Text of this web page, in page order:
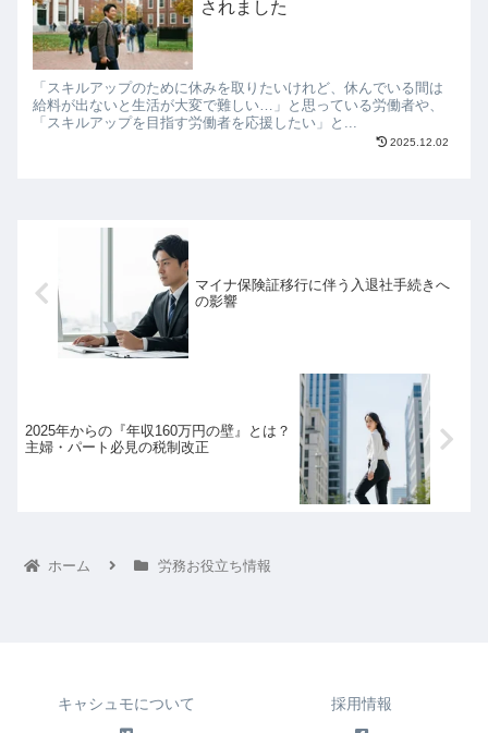
されました
「スキルアップのために休みを取りたいけれど、休んでいる間は
給料が出ないと生活が大変で難しい…」と思っている労働者や、
「スキルアップを目指す労働者を応援したい」と...
2025.12.02
マイナ保険証移行に伴う入退社手続きへ
の影響
2025年からの『年収160万円の壁』とは？
主婦・パート必見の税制改正
ホーム 労務お役立ち情報
キャシュモについて 採用情報